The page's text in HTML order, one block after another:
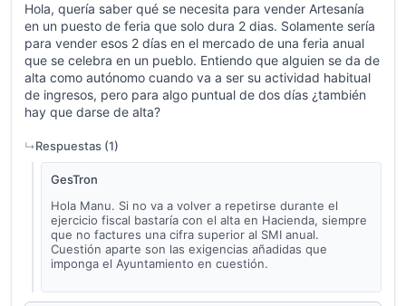
Hola, quería saber qué se necesita para vender Artesanía
en un puesto de feria que solo dura 2 dias. Solamente sería
para vender esos 2 días en el mercado de una feria anual
que se celebra en un pueblo. Entiendo que alguien se da de
alta como autónomo cuando va a ser su actividad habitual
de ingresos, pero para algo puntual de dos días ¿también
hay que darse de alta?
Respuestas (1)
GesTron
Hola Manu. Si no va a volver a repetirse durante el
ejercicio fiscal bastaría con el alta en Hacienda, siempre
que no factures una cifra superior al SMI anual.
Cuestión aparte son las exigencias añadidas que
imponga el Ayuntamiento en cuestión.